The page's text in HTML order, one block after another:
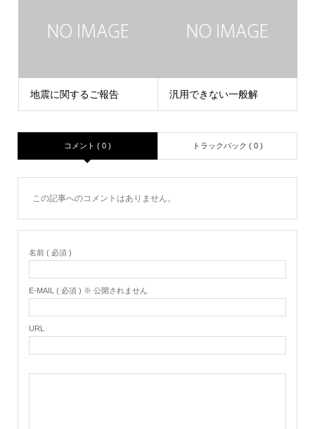
地震に関するご報告 汎用できない一般解
コメント ( 0 ) トラックバック ( 0 )
この記事へのコメントはありません。
名前 ( 必須 )
E-MAIL ( 必須 ) ※ 公開されません
URL